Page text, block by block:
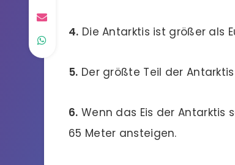
4. Die Antarktis ist größer als
5. Der größte Teil der
6. Wenn das Eis der Antarktis
65 Meter ansteigen.